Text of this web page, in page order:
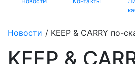
Новости / KEEP & CARRY по-
KEEP &